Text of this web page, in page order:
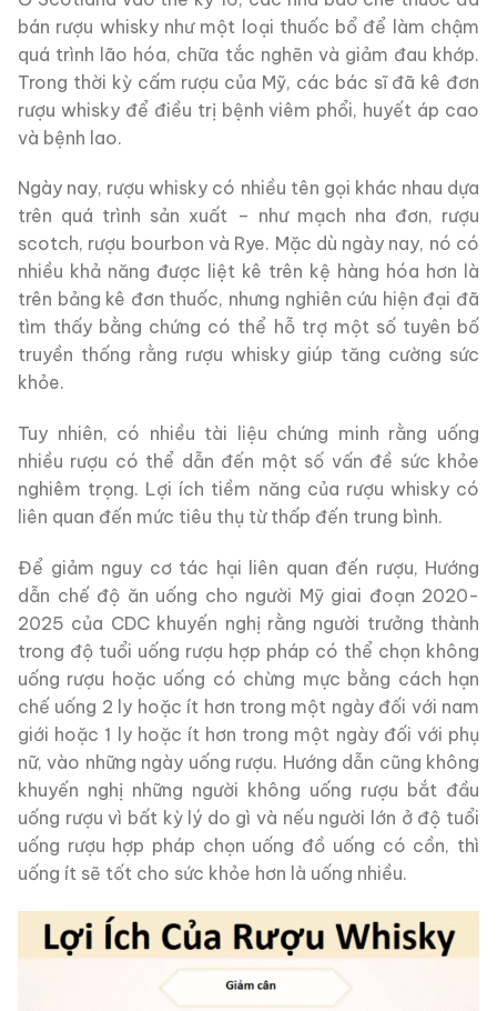
bán rượu whisky như một loại thuốc bổ để làm chậm
quá trình lão hóa, chữa tắc nghẽn và giảm đau khớp.
Trong thời kỳ cấm rượu của Mỹ, các bác sĩ đã kê đơn
rượu whisky để điều trị bệnh viêm phổi, huyết áp cao
và bệnh lao.
Ngày nay, rượu whisky có nhiều tên gọi khác nhau dựa
trên quá trình sản xuất – như mạch nha đơn, rượu
scotch, rượu bourbon và Rye. Mặc dù ngày nay, nó có
nhiều khả năng được liệt kê trên kệ hàng hóa hơn là
trên bảng kê đơn thuốc, nhưng nghiên cứu hiện đại đã
tìm thấy bằng chứng có thể hỗ trợ một số tuyên bố
truyền thống rằng rượu whisky giúp tăng cường sức
khỏe.
Tuy nhiên, có nhiều tài liệu chứng minh rằng uống
nhiều rượu có thể dẫn đến một số vấn đề sức khỏe
nghiêm trọng. Lợi ích tiềm năng của rượu whisky có
liên quan đến mức tiêu thụ từ thấp đến trung bình.
Để giảm nguy cơ tác hại liên quan đến rượu, Hướng
dẫn chế độ ăn uống cho người Mỹ giai đoạn 2020-
2025 của CDC khuyến nghị rằng người trưởng thành
trong độ tuổi uống rượu hợp pháp có thể chọn không
uống rượu hoặc uống có chừng mực bằng cách hạn
chế uống 2 ly hoặc ít hơn trong một ngày đối với nam
giới hoặc 1 ly hoặc ít hơn trong một ngày đối với phụ
nữ, vào những ngày uống rượu. Hướng dẫn cũng không
khuyến nghị những người không uống rượu bắt đầu
uống rượu vì bất kỳ lý do gì và nếu người lớn ở độ tuổi
uống rượu hợp pháp chọn uống đồ uống có cồn, thì
uống ít sẽ tốt cho sức khỏe hơn là uống nhiều.